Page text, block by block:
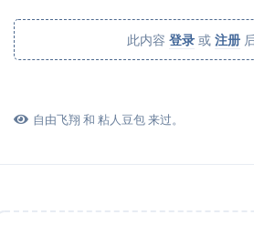
此内容 登录 或 注册
自由飞翔 和 粘人豆包来过。